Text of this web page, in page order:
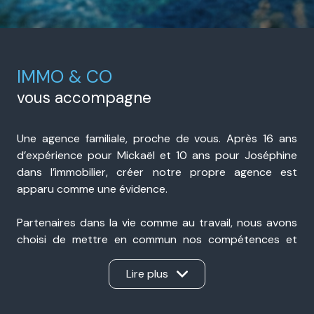
IMMO & CO
vous accompagne
Une agence familiale, proche de vous. Après 16 ans
d’expérience pour Mickaël et 10 ans pour Joséphine
dans l’immobilier, créer notre propre agence est
apparu comme une évidence.
Partenaires dans la vie comme au travail, nous avons
choisi de mettre en commun nos compétences et
notre expérience pour accompagner nos clients avec
sérieux, transparence et réactivité. Présents à Portes-
lès-Valence et à Valence, nous sommes une agence
Lire plus